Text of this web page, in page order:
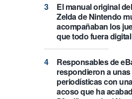
El manual original
Zelda de Nintendo
acompañaban los
que todo fuera digital
Responsables de
respondieron a
periodísticas con
acoso que ha